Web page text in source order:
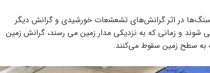
سنگ‌ها در اثر گرانش‌های تشعشعات خورشیدی و گرانش دیگر
شوند و زمانی که به نزدیکی مدار زمین می رسند، گرانش زمین
به سطح زمین سقوط می‌کنند.